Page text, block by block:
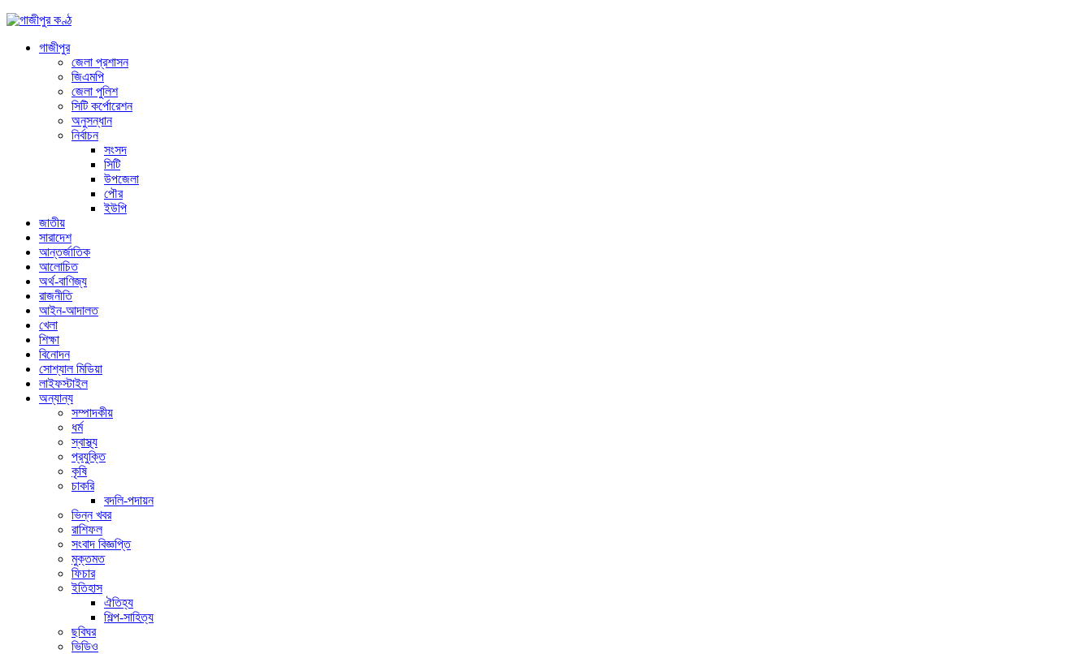
গাজীপুর
জেলা প্রশাসন
জিএমপি
জেলা পুলিশ
সিটি কর্পোরেশন
অনুসন্ধান
নির্বাচন
সংসদ
সিটি
উপজেলা
পৌর
ইউপি
জাতীয়
সারাদেশ
আন্তর্জাতিক
আলোচিত
অর্থ-বাণিজ্য
রাজনীতি
আইন-আদালত
খেলা
শিক্ষা
বিনোদন
সোশ্যাল মিডিয়া
লাইফস্টাইল
অন্যান্য
সম্পাদকীয়
ধর্ম
স্বাস্থ্য
প্রযুক্তি
কৃষি
চাকরি
বদলি-পদায়ন
ভিন্ন খবর
রাশিফল
সংবাদ বিজ্ঞপ্তি
মুক্তমত
ফিচার
ইতিহাস
ঐতিহ্য
শিল্প-সাহিত্য
ছবিঘর
ভিডিও